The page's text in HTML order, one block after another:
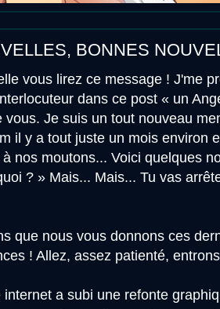
BONNES
vous lirez ce message ! J'me
dans ce post « un
Je suis un tout nouveau
il y a tout juste un mois environ
nos moutons... Voici quelques
? » Mais... Mais... Tu vas
que nous vous donnons ces
! Allez, assez patienté,
a subi une refonte